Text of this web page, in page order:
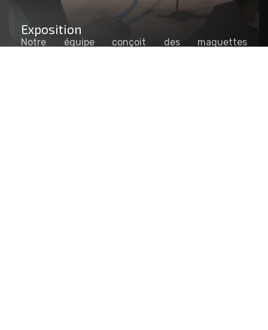
Exposition
Notre équipe conçoit des maquettes